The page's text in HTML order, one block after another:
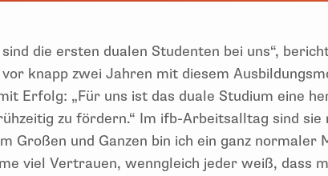
die ersten dualen Studenten bei uns“,
knapp zwei Jahren mit diesem
Erfolg: „Für uns ist das duale Studium eine
zu fördern.“ Im ifb-Arbeitsalltag sind
Großen und Ganzen bin ich ein ganz normaler
viel Vertrauen, wenngleich jeder weiß, dass